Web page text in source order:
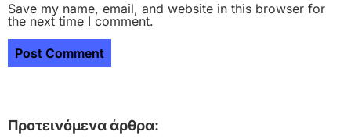
Save my name, email, and website in this browser for
the next time I comment.
Προτεινόμενα άρθρα: